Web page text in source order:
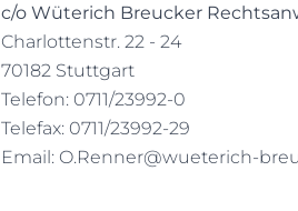
c/o Wüterich Breucker
Charlottenstr. 22 - 24
70182 Stuttgart
Telefon: 0711/23992-0
Telefax: 0711/23992-29
Email: O.Renner@wueterich-